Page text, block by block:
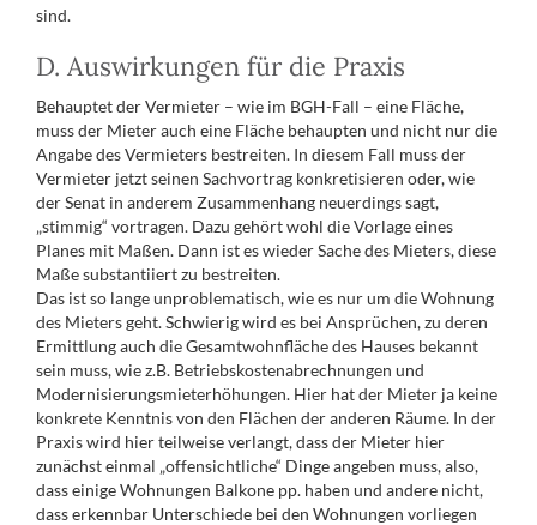
sind.
D. Auswirkungen für die Praxis
Behauptet der Vermieter – wie im BGH-Fall – eine Fläche,
muss der Mieter auch eine Fläche behaupten und nicht nur die
Angabe des Vermieters bestreiten. In diesem Fall muss der
Vermieter jetzt seinen Sachvortrag konkretisieren oder, wie
der Senat in anderem Zusammenhang neuerdings sagt,
„stimmig“ vortragen. Dazu gehört wohl die Vorlage eines
Planes mit Maßen. Dann ist es wieder Sache des Mieters, diese
Maße substantiiert zu bestreiten.
Das ist so lange unproblematisch, wie es nur um die Wohnung
des Mieters geht. Schwierig wird es bei Ansprüchen, zu deren
Ermittlung auch die Gesamtwohnfläche des Hauses bekannt
sein muss, wie z.B. Betriebskostenabrechnungen und
Modernisierungsmieterhöhungen. Hier hat der Mieter ja keine
konkrete Kenntnis von den Flächen der anderen Räume. In der
Praxis wird hier teilweise verlangt, dass der Mieter hier
zunächst einmal „offensichtliche“ Dinge angeben muss, also,
dass einige Wohnungen Balkone pp. haben und andere nicht,
dass erkennbar Unterschiede bei den Wohnungen vorliegen